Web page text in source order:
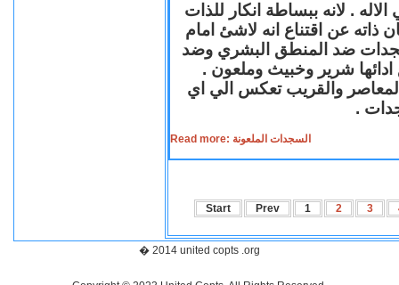
. لانه ببساطة انكار للذات
ذاته عن اقتناع انه لاشئ امام
ضد المنطق البشري وضد
ادائها شرير وخبيث وملعون .
المعاصر والقريب تعكس الي اي
.
Read more: السجدات الملعونة
Start Prev 1 2 3
� 2014 united copts .org